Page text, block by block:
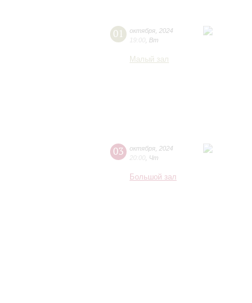
01 октября 2024
19:00 Вт
Малый зал
03 октября 2024
20:00 Чт
Большой зал